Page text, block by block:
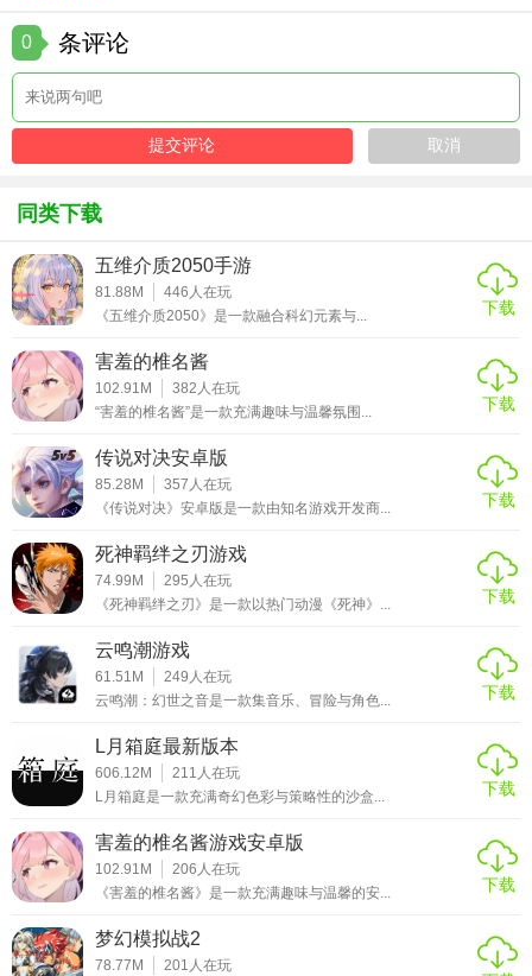
0 条评论
同类下载
五维介质2050手游
81.88M 446 人在玩
《五维介质2050》是一款融合科幻元素与...
下载
害羞的椎名酱
102.91M 382 人在玩
“害羞的椎名酱”是一款充满趣味与温馨氛围...
下载
传说对决安卓版
85.28M 357 人在玩
《传说对决》安卓版是一款由知名游戏开发商...
下载
死神羁绊之刃游戏
74.99M 295 人在玩
《死神羁绊之刃》是一款以热门动漫《死神》...
下载
云鸣潮游戏
61.51M 249 人在玩
云鸣潮：幻世之音是一款集音乐、冒险与角色...
下载
L月箱庭最新版本
606.12M 211 人在玩
L月箱庭是一款充满奇幻色彩与策略性的沙盒...
下载
害羞的椎名酱游戏安卓版
102.91M 206 人在玩
《害羞的椎名酱》是一款充满趣味与温馨的安...
下载
梦幻模拟战2
78.77M 201 人在玩